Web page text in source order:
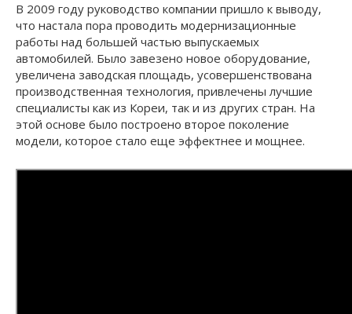
В 2009 году руководство компании пришло к выводу,
что настала пора проводить модернизационные
работы над большей частью выпускаемых
автомобилей. Было завезено новое оборудование,
увеличена заводская площадь, усовершенствована
производственная технология, привлечены лучшие
специалисты как из Кореи, так и из других стран. На
этой основе было построено второе поколение
модели, которое стало еще эффектнее и мощнее.